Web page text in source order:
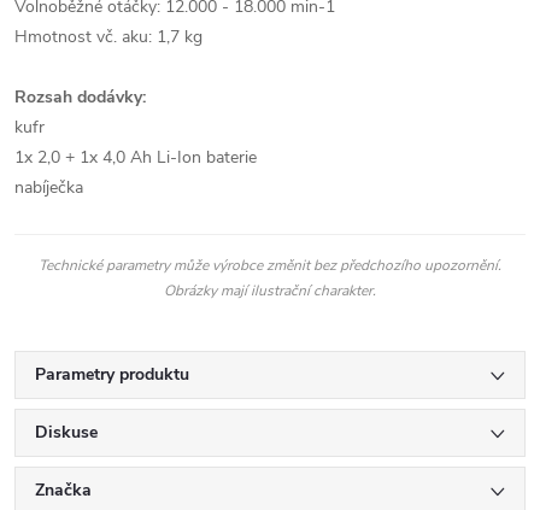
Volnoběžné otáčky: 12.000 - 18.000 min-1
Hmotnost vč. aku: 1,7 kg
Rozsah dodávky:
kufr
1x 2,0 + 1x 4,0 Ah Li-Ion baterie
nabíječka
Technické parametry může výrobce změnit bez předchozího upozornění.
Obrázky mají ilustrační charakter.
Parametry produktu
Diskuse
Značka